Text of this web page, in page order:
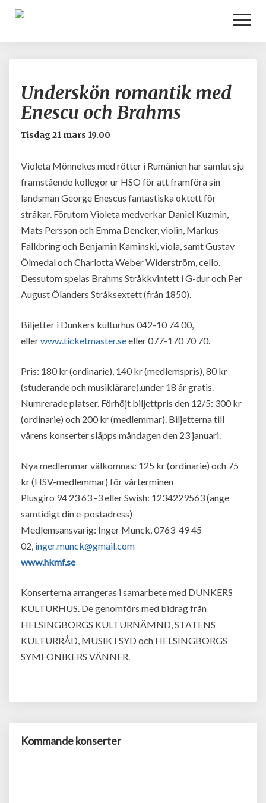
romantik
med
Enescu
och
Brahms
Underskön romantik med
Enescu och Brahms
tisdag 21 mars 19.00
Violeta Mönnekes med rötter i Rumänien har samlat sju
framstående kollegor ur HSO för att framföra sin
landsman George Enescus fantastiska oktett för
stråkar. Förutom Violeta medverkar Daniel Kuzmin,
Mats Persson och Emma Dencker, violin, Markus
Falkbring och Benjamin Kaminski, viola, samt Gustav
Ölmedal och Charlotta Weber Widerström, cello.
Dessutom spelas Brahms Stråkkvintett i G-dur och Per
August Ölanders Stråksextett (från 1850).
Biljetter i Dunkers kulturhus 042-10 74 00,
ellerwww.ticketmaster.seeller 077-170 70 70.
Pris: 180 kr (ordinarie), 140 kr (medlemspris), 80 kr
(studerande och musiklärare),under 18 år gratis.
Numrerade platser. Förhöjt biljettpris den 12/5: 300 kr
(ordinarie) och 200 kr (medlemmar). Biljetterna till
vårens konserter släpps måndagen den 23 januari.
Nya medlemmar välkomnas: 125 kr (ordinarie) och 75
kr (HSV-medlemmar) för vårterminen
Plusgiro 94 23 63 -3 eller Swish: 1234229563 (ange
samtidigt din e-postadress)
Medlemsansvarig: Inger Munck, 0763-49 45
02, inger.munck@gmail.com
www.hkmf.se
Konserterna arrangeras i samarbete med DUNKERS
KULTURHUS. De genomförs med bidrag från
HELSINGBORGS KULTURNÄMND, STATENS
KULTURRÅD, MUSIK I SYD och HELSINGBORGS
SYMFONIKERS VÄNNER.
Kommande konserter